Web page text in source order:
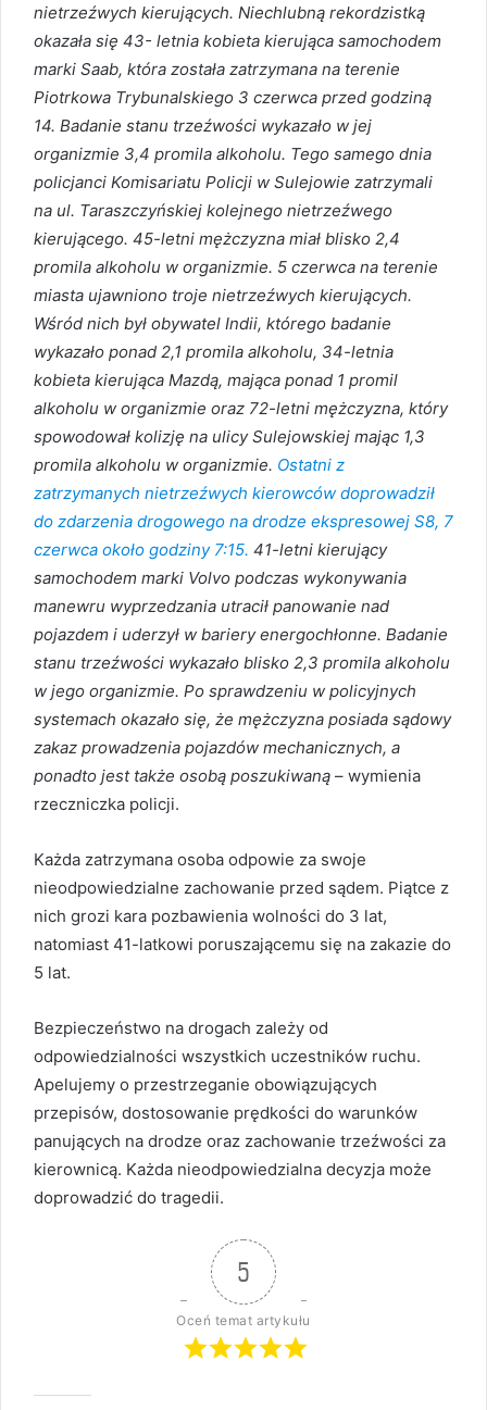
nietrzeźwych kierujących. Niechlubną rekordzistką
okazała się 43- letnia kobieta kierująca samochodem
marki Saab, która została zatrzymana na terenie
Piotrkowa Trybunalskiego 3 czerwca przed godziną
14. Badanie stanu trzeźwości wykazało w jej
organizmie 3,4 promila alkoholu. Tego samego dnia
policjanci Komisariatu Policji w Sulejowie zatrzymali
na ul. Taraszczyńskiej kolejnego nietrzeźwego
kierującego. 45-letni mężczyzna miał blisko 2,4
promila alkoholu w organizmie. 5 czerwca na terenie
miasta ujawniono troje nietrzeźwych kierujących.
Wśród nich był obywatel Indii, którego badanie
wykazało ponad 2,1 promila alkoholu, 34-letnia
kobieta kierująca Mazdą, mająca ponad 1 promil
alkoholu w organizmie oraz 72-letni mężczyzna, który
spowodował kolizję na ulicy Sulejowskiej mając 1,3
promila alkoholu w organizmie. Ostatni z
zatrzymanych nietrzeźwych kierowców doprowadził
do zdarzenia drogowego na drodze ekspresowej S8, 7
czerwca około godziny 7:15. 41-letni kierujący
samochodem marki Volvo podczas wykonywania
manewru wyprzedzania utracił panowanie nad
pojazdem i uderzył w bariery energochłonne. Badanie
stanu trzeźwości wykazało blisko 2,3 promila alkoholu
w jego organizmie. Po sprawdzeniu w policyjnych
systemach okazało się, że mężczyzna posiada sądowy
zakaz prowadzenia pojazdów mechanicznych, a
ponadto jest także osobą poszukiwaną – wymienia
rzeczniczka policji.
Każda zatrzymana osoba odpowie za swoje
nieodpowiedzialne zachowanie przed sądem. Piątce z
nich grozi kara pozbawienia wolności do 3 lat,
natomiast 41-latkowi poruszającemu się na zakazie do
5 lat.
Bezpieczeństwo na drogach zależy od
odpowiedzialności wszystkich uczestników ruchu.
Apelujemy o przestrzeganie obowiązujących
przepisów, dostosowanie prędkości do warunków
panujących na drodze oraz zachowanie trzeźwości za
kierownicą. Każda nieodpowiedzialna decyzja może
doprowadzić do tragedii.
5
Oceń temat artykułu